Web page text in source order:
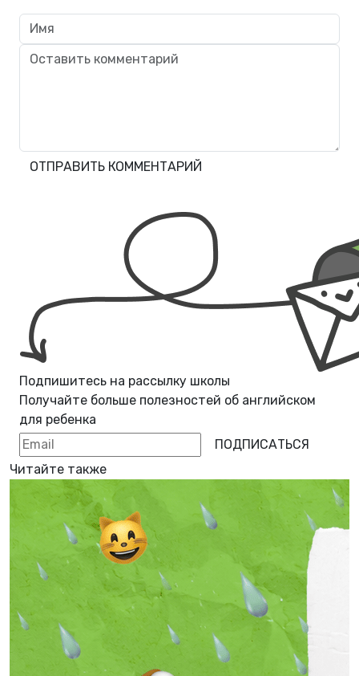
ОТПРАВИТЬ КОММЕНТАРИЙ
Подпишитесь на рассылку школы
Получайте больше полезностей об английском
для ребенка
ПОДПИСАТЬСЯ
Читайте также